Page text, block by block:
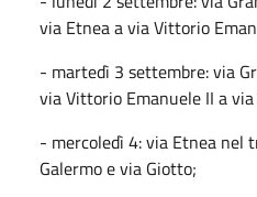
via Etnea a via Vittorio
- martedì 3 settembre: via
via Vittorio Emanuele II a
- mercoledì 4: via Etnea nel
Galermo e via Giotto;